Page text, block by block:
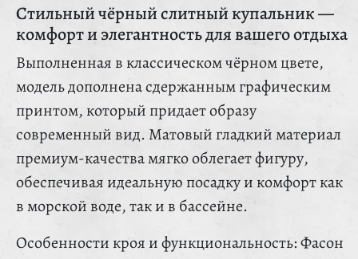
Стильный чёрный слитный купальник —
комфорт и элегантность для вашего отдыха
Выполненная в классическом чёрном цвете,
модель дополнена сдержанным графическим
принтом, который придает образу
современный вид. Матовый гладкий материал
премиум-качества мягко облегает фигуру,
обеспечивая идеальную посадку и комфорт как
в морской воде, так и в бассейне.
Особенности кроя и функциональность: Фасон